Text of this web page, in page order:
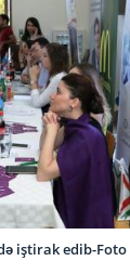
iştirak edib-Foto